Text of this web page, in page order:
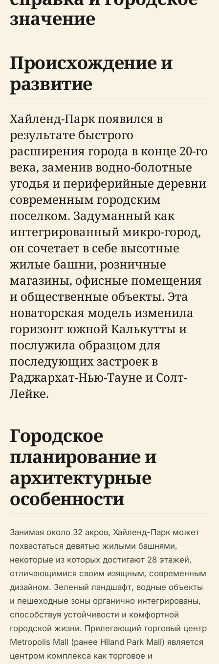
значение
Происхождение и
развитие
Хайленд-Парк появился в
результате быстрого
расширения города в конце 20-го
века, заменив водно-болотные
угодья и периферийные деревни
современным городским
поселком. Задуманный как
интегрированный микро-город,
он сочетает в себе высотные
жилые башни, розничные
магазины, офисные помещения
и общественные объекты. Эта
новаторская модель изменила
горизонт южной Калькутты и
послужила образцом для
последующих застроек в
Раджархат-Нью-Тауне и Солт-
Лейке.
Городское
планирование и
архитектурные
особенности
Занимая около 32 акров, Хайленд-Парк может
похвастаться девятью жилыми башнями,
некоторые из которых достигают 28 этажей,
отличающимися своим изящным, современным
дизайном. Зеленый ландшафт, водные объекты
и пешеходные зоны органично интегрированы,
способствуя устойчивости и комфортной
городской жизни. Прилегающий торговый центр
Metropolis Mall (ранее Hiland Park Mall) является
центром комплекса как торговое и